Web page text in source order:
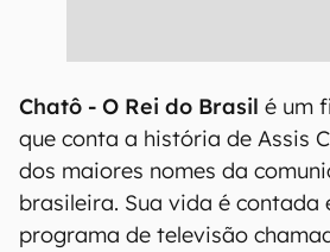
Chatô - O Rei do Brasil é um
que conta a história de Assis
dos maiores nomes da
brasileira. Sua vida é contada
programa de televisão